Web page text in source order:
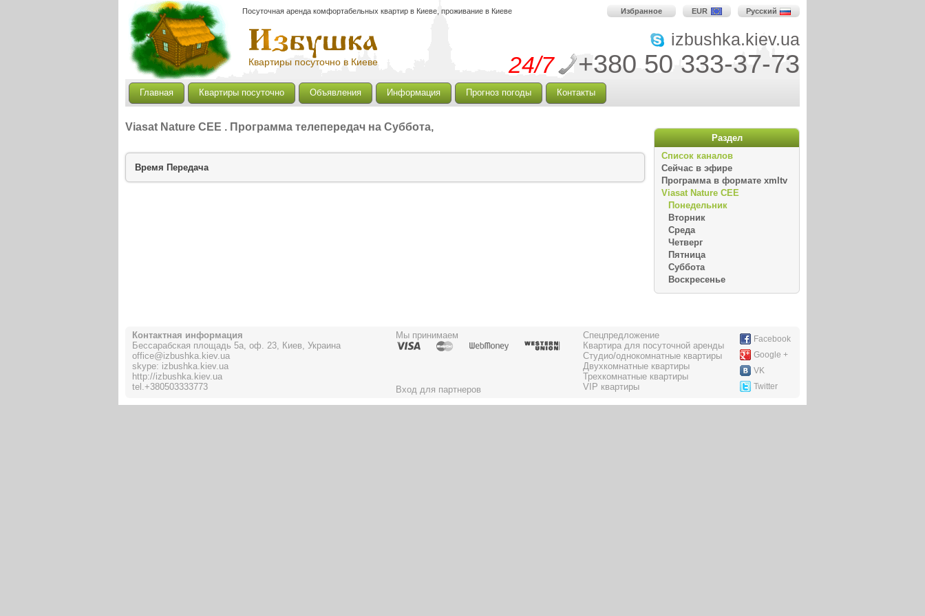
Квартиры посуточно в Киеве
Посуточная аренда комфортабельных квартир в Киеве, проживание в Киеве Избранное Русский
EUR
izbushka.kiev.ua
24/7 +380 50 333-37-73
Главная Квартиры посуточно Объявления Информация Прогноз погоды Контакты
Раздел
Список каналов
Сейчас в эфире
Программа в формате xmltv
Viasat Nature CEE
Понедельник
Вторник
Среда
Четверг
Пятница
Суббота
Воскресенье
Viasat Nature CEE . Программа телепередач на Суббота,
Время Передача
Контактная информация
Бессарабская площадь 5а, оф. 23, Киев, Украина
office@izbushka.kiev.ua
skype: izbushka.kiev.ua
http://izbushka.kiev.ua
tel.+380503333773
Facebook
Google +
VK
Twitter
Спецпредложение
Квартира для посуточной аренды
Студио/однокомнатные квартиры
Двухкомнатные квартиры
Трехкомнатные квартиры
VIP квартиры
Мы принимаем
Вход для партнеров